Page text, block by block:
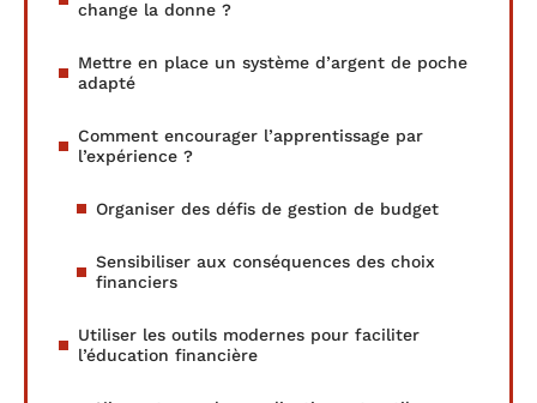
change la donne ?
Mettre en place un système d’argent de poche
adapté
Comment encourager l’apprentissage par
l’expérience ?
Organiser des défis de gestion de budget
Sensibiliser aux conséquences des choix
financiers
Utiliser les outils modernes pour faciliter
l’éducation financière